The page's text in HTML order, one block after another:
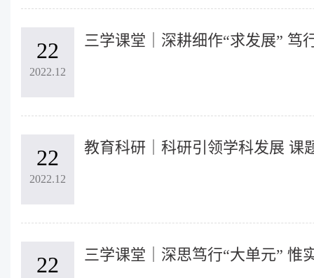
22
2022.12
三学课堂｜深耕细作“求发展” 笃
22
2022.12
教育科研｜科研引领学科发展 课
22 三学课堂｜深思笃行“大单元” 惟